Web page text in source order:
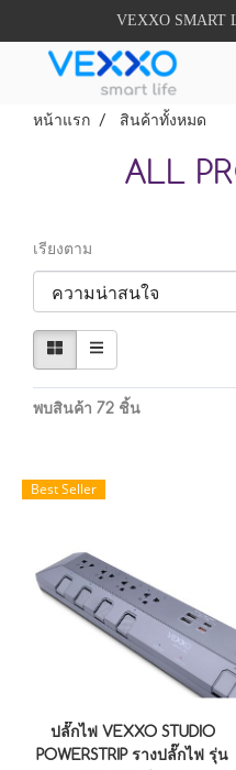
VEXXO SMART
หน้าแรก สินค้าทั้งหมด
ALL
เรียงตาม
พบสินค้า 72 ชิ้น
Best Seller
ปลั๊กไฟ VEXXO STUDIO
POWERSTRIP รางปลั๊กไฟ รุ่น